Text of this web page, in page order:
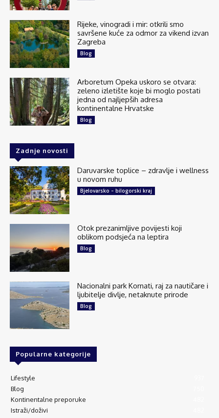
Rijeke, vinogradi i mir: otkrili smo
savršene kuće za odmor za vikend izvan
Zagreba
Blog
Arboretum Opeka uskoro se otvara:
zeleno izletište koje bi moglo postati
jedna od najljepših adresa
kontinentalne Hrvatske
Blog
Zadnje novosti
Daruvarske toplice – zdravlje i wellness
u novom ruhu
Bjelovarsko – bilogorski kraj
Otok prezanimljive povijesti koji
oblikom podsjeća na leptira
Blog
Nacionalni park Kornati, raj za nautičare i
ljubitelje divlje, netaknute prirode
Blog
Popularne kategorije
Lifestyle
Blog
Kontinentalne preporuke
Istraži/doživi